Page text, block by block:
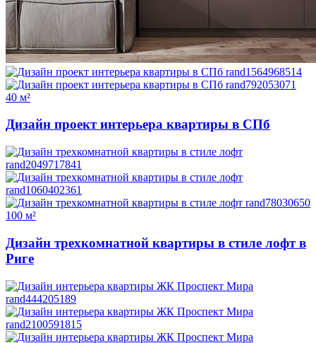
40 м²
Дизайн проект интерьера квартиры в СПб
100 м²
Дизайн трехкомнатной квартиры в стиле лофт в
Риге